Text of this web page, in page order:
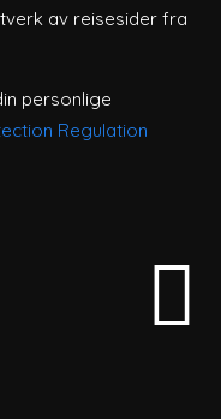
av reisesider fra
personlige
Regulation